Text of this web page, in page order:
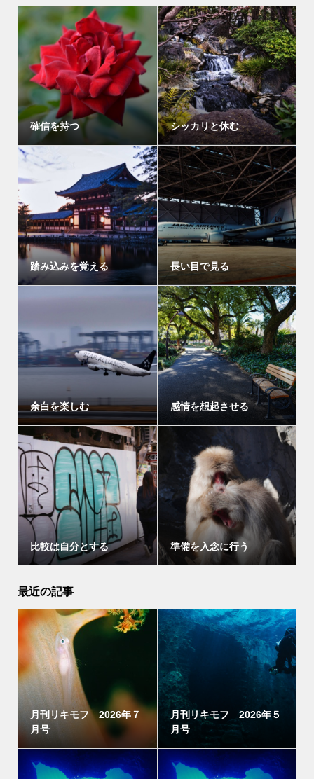
確信を持つ シッカリと休む
踏み込みを覚える 長い目で見る
余白を楽しむ 感情を想起させる
比較は自分とする 準備を入念に行う
最近の記事
月刊リキモフ 2026年７
月号
月刊リキモフ 2026年５
月号